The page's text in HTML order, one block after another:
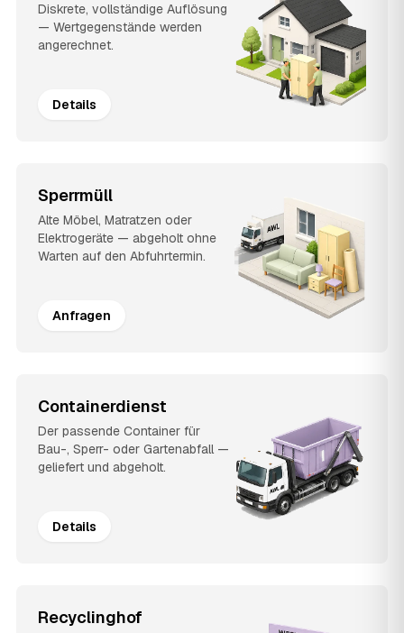
Diskrete, vollständige Auflösung
— Wertgegenstände werden
angerechnet.
Details
Sperrmüll
Alte Möbel, Matratzen oder
Elektrogeräte — abgeholt ohne
Warten auf den Abfuhrtermin.
Anfragen
Containerdienst
Der passende Container für
Bau-, Sperr- oder Gartenabfall —
geliefert und abgeholt.
Details
Recyclinghof